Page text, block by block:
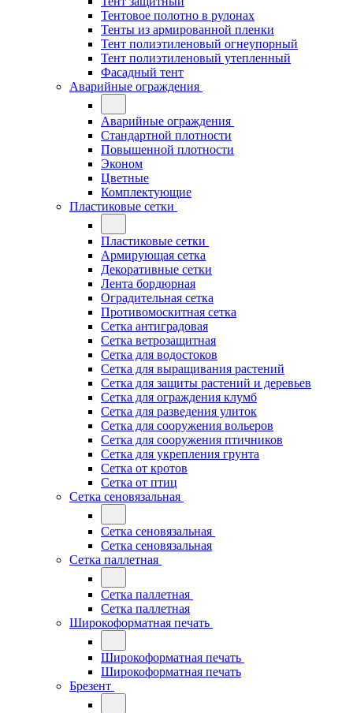
Тентовое полотно в рулонах
Тенты из армированной пленки
Тент полиэтиленовый огнеупорный
Тент полиэтиленовый утепленный
Фасадный тент
Аварийные ограждения
Аварийные ограждения
Стандартной плотности
Повышенной плотности
Эконом
Цветные
Комплектующие
Пластиковые сетки
Пластиковые сетки
Армирующая сетка
Декоративные сетки
Лента бордюрная
Оградительная сетка
Противомоскитная сетка
Сетка антиградовая
Сетка ветрозащитная
Сетка для водостоков
Сетка для выращивания растений
Сетка для защиты растений и деревьев
Сетка для ограждения клумб
Сетка для разведения улиток
Сетка для сооружения вольеров
Сетка для сооружения птичников
Сетка для укрепления грунта
Сетка от кротов
Сетка от птиц
Сетка сеновязальная
Сетка сеновязальная
Сетка сеновязальная
Сетка паллетная
Сетка паллетная
Сетка паллетная
Широкоформатная печать
Широкоформатная печать
Широкоформатная печать
Брезент